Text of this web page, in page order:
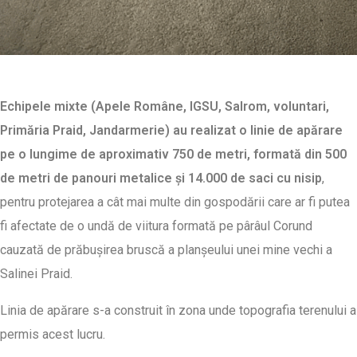
Echipele mixte (Apele Române, IGSU, Salrom, voluntari,
Primăria Praid, Jandarmerie) au realizat o linie de apărare
pe o lungime de aproximativ 750 de metri, formată din 500
de metri de panouri metalice și 14.000 de saci cu nisip,
pentru protejarea a cât mai multe din gospodării care ar fi putea
fi afectate de o undă de viitura formată pe pârâul Corund
cauzată de prăbușirea bruscă a planșeului unei mine vechi a
Salinei Praid.
Linia de apărare s-a construit în zona unde topografia terenului a
permis acest lucru.